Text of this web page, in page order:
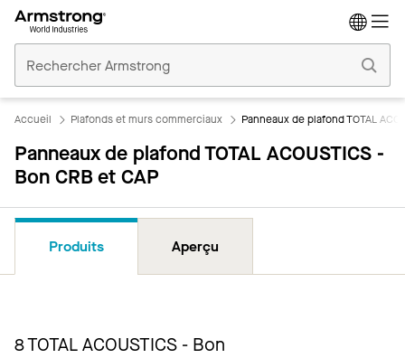
Plafonds
Commerciaux
Accueil Plafonds et murs commerciaux Panneaux de plafond TOTAL
Panneaux de plafond TOTAL ACOUSTICS -
Bon CRB et CAP
Produits Aperçu
8TOTAL ACOUSTICS - Bon